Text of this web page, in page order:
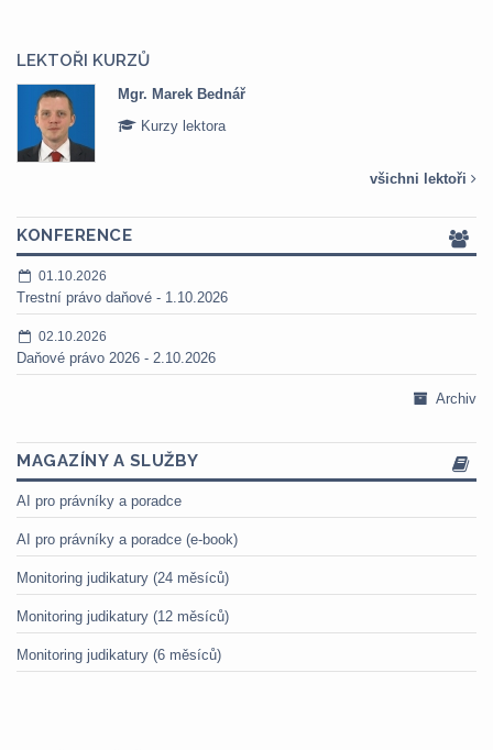
LEKTOŘI KURZŮ
Mgr. Marek Bednář
Kurzy lektora
všichni lektoři
KONFERENCE
01.10.2026
Trestní právo daňové - 1.10.2026
02.10.2026
Daňové právo 2026 - 2.10.2026
Archiv
MAGAZÍNY A SLUŽBY
AI pro právníky a poradce
AI pro právníky a poradce (e-book)
Monitoring judikatury (24 měsíců)
Monitoring judikatury (12 měsíců)
Monitoring judikatury (6 měsíců)